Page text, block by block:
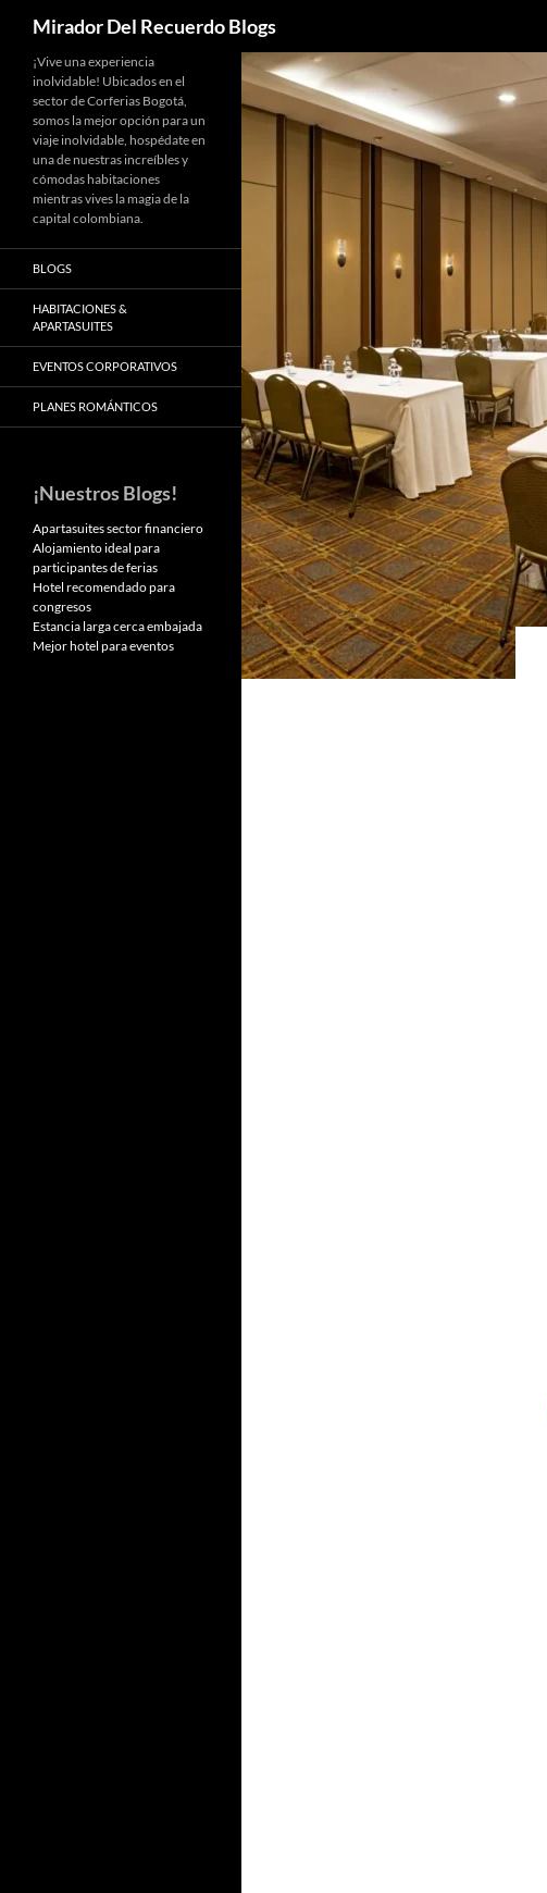
Saltar
contenido
Mirador Del Recuerdo Blogs
¡Vive una experiencia
inolvidable! Ubicados en el
sector de Corferias Bogotá,
somos la mejor opción para un
viaje inolvidable, hospédate en
una de nuestras increíbles y
cómodas habitaciones
mientras vives la magia de la
capital colombiana.
BLOGS
HABITACIONES &
APARTASUITES
EVENTOS CORPORATIVOS
PLANES ROMÁNTICOS
¡Nuestros Blogs!
Apartasuites sector financiero
Alojamiento ideal para
participantes de ferias
Hotel recomendado para
congresos
Estancia larga cerca embajada
Mejor hotel para eventos